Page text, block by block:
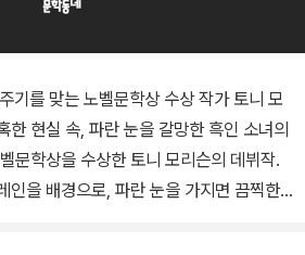
를 맞는 노벨문학상 수상 작가 토니 모
한 현실 속, 파란 눈을 갈망한 흑인 소녀의
인을 배경으로, 파란 눈을 가지면 끔찍한